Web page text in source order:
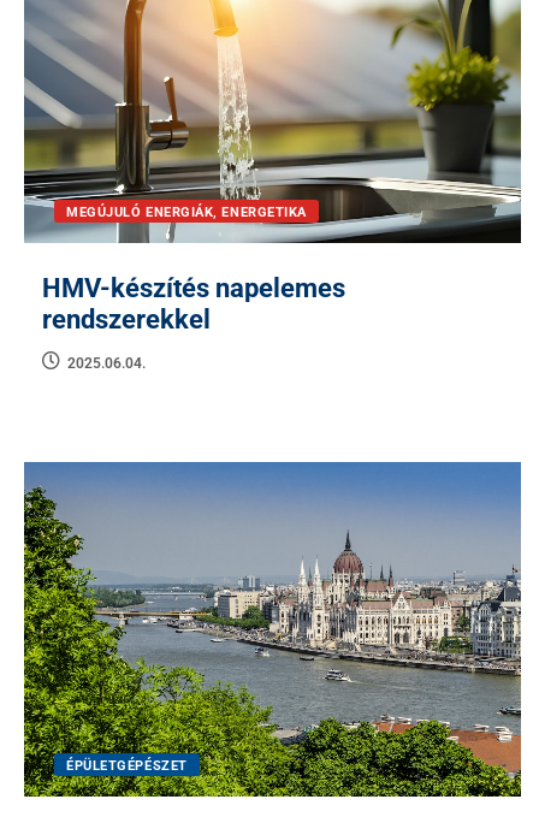
MEGÚJULÓ ENERGIÁK, ENERGETIKA
HMV-készítés napelemes
rendszerekkel
2025.06.04.
ÉPÜLETGÉPÉSZET